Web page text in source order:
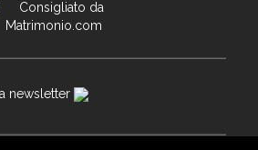
newsletter